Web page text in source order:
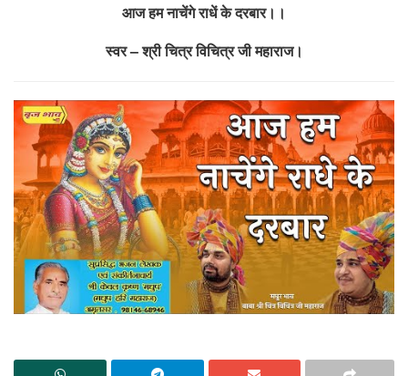
आज हम नाचेंगे राधें के दरबार।।
स्वर – श्री चित्र विचित्र जी महाराज।